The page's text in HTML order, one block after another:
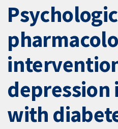
depression
with